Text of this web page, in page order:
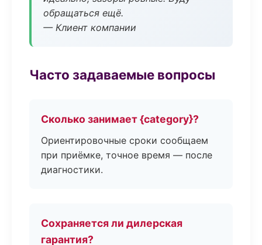
обращаться ещё.
— Клиент компании
Часто задаваемые вопросы
Сколько занимает {category}?
Ориентировочные сроки сообщаем
при приёмке, точное время — после
диагностики.
Сохраняется ли дилерская
гарантия?